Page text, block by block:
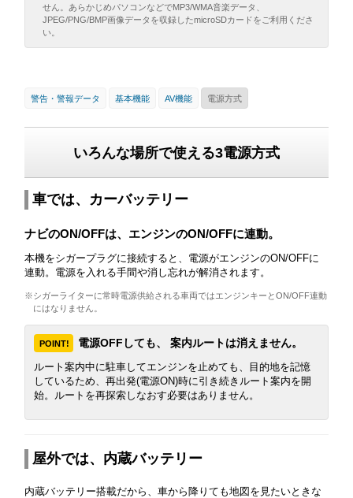
せん。あらかじめパソコンなどでMP3/WMA音楽データ、
JPEG/PNG/BMP画像データを収録したmicroSDカードをご利用くださ
い。
警告・警報データ 基本機能 AV機能 電源方式
いろんな場所で使える3電源方式
車では、カーバッテリー
ナビのON/OFFは、エンジンのON/OFFに連動。
本機をシガープラグに接続すると、電源がエンジンのON/OFFに
連動。電源を入れる手間や消し忘れが解消されます。
※シガーライターに常時電源供給される車両ではエンジンキーとON/OFF連動
にはなりません。
POINT! 電源OFFしても、 案内ルートは消えません。
ルート案内中に駐車してエンジンを止めても、目的地を記憶
しているため、再出発(電源ON)時に引き続きルート案内を開
始。ルートを再探索しなおす必要はありません。
屋外では、内蔵バッテリー
内蔵バッテリー搭載だから、車から降りても地図を見たいときな